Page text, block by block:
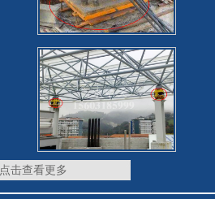
点击查看更多